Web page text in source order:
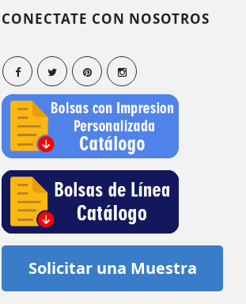
CONECTATE CON NOSOTROS
Solicitar una Muestra